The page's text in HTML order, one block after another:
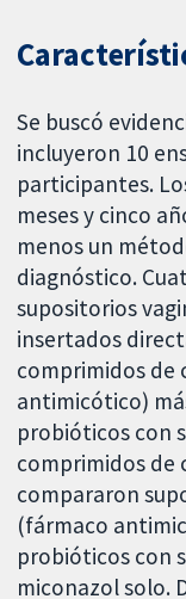
Se buscó
incluyeron 10
participantes.
meses y cinco
menos un
diagnóstico.
supositorios
insertados
comprimidos
antimicótico)
probióticos con
comprimidos de
compararon
(fármaco
probióticos con
miconazol solo.